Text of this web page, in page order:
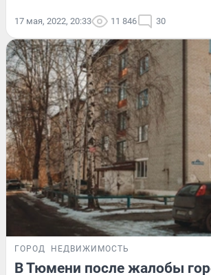
17 мая, 2022, 20:33 11 846 30
ГОРОД НЕДВИЖИМОСТЬ
В Тюмени после жалобы